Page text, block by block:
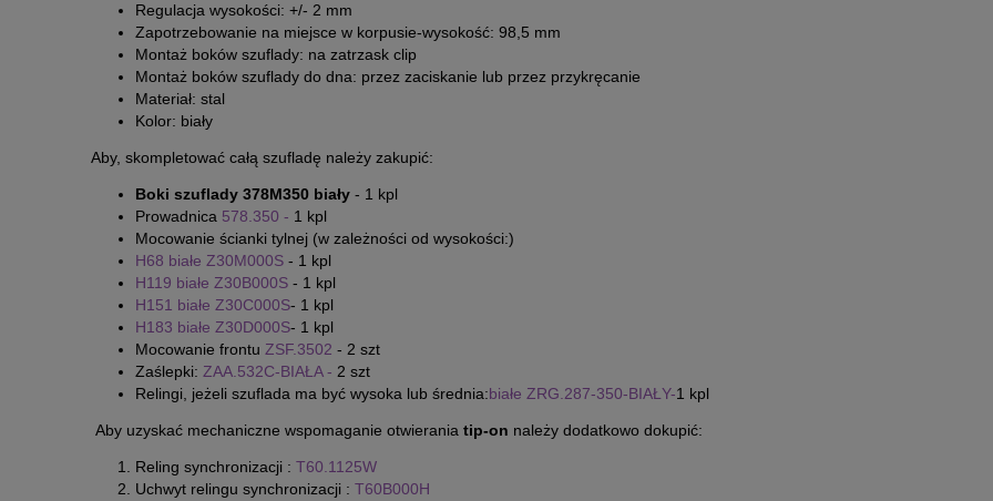
Regulacja wysokości: +/- 2 mm
Zapotrzebowanie na miejsce w korpusie-wysokość: 98,5 mm
Montaż boków szuflady: na zatrzask clip
Montaż boków szuflady do dna: przez zaciskanie lub przez przykręcanie
Materiał: stal
Kolor: biały
Aby, skompletować całą szufladę należy zakupić:
Boki szuflady 378M350 biały - 1 kpl
Prowadnica 578.350 - 1 kpl
Mocowanie ścianki tylnej (w zależności od wysokości:)
H68 białe Z30M000S - 1 kpl
H119 białe Z30B000S - 1 kpl
H151 białe Z30C000S- 1 kpl
H183 białe Z30D000S- 1 kpl
Mocowanie frontu ZSF.3502 - 2 szt
Zaślepki: ZAA.532C-BIAŁA - 2 szt
Relingi, jeżeli szuflada ma być wysoka lub średnia:białe ZRG.287-350-BIAŁY-1 kpl
Aby uzyskać mechaniczne wspomaganie otwierania tip-on należy dodatkowo dokupić:
Reling synchronizacji : T60.1125W
Uchwyt relingu synchronizacji : T60B000H